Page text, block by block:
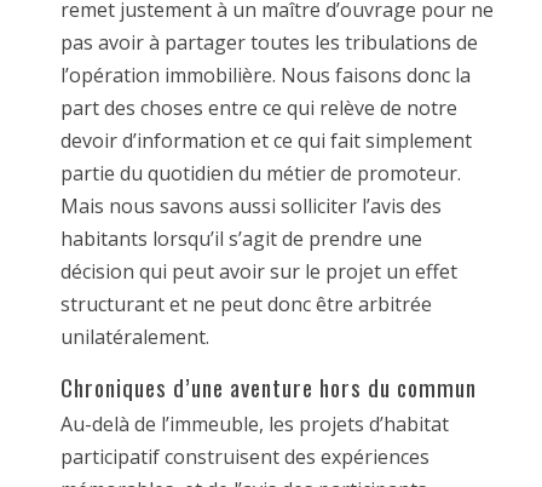
remet justement à un maître d’ouvrage pour ne
pas avoir à partager toutes les tribulations de
l’opération immobilière. Nous faisons donc la
part des choses entre ce qui relève de notre
devoir d’information et ce qui fait simplement
partie du quotidien du métier de promoteur.
Mais nous savons aussi solliciter l’avis des
habitants lorsqu’il s’agit de prendre une
décision qui peut avoir sur le projet un effet
structurant et ne peut donc être arbitrée
unilatéralement.
Chroniques d’une aventure hors du commun
Au-delà de l’immeuble, les projets d’habitat
participatif construisent des expériences